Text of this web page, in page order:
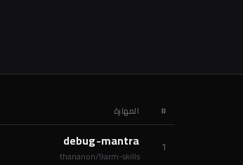
# المهارة
1
debug-mantra
thananon/9arm-skills